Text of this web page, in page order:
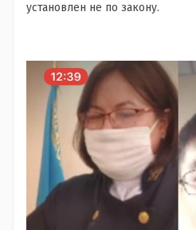
установлен не по закону.